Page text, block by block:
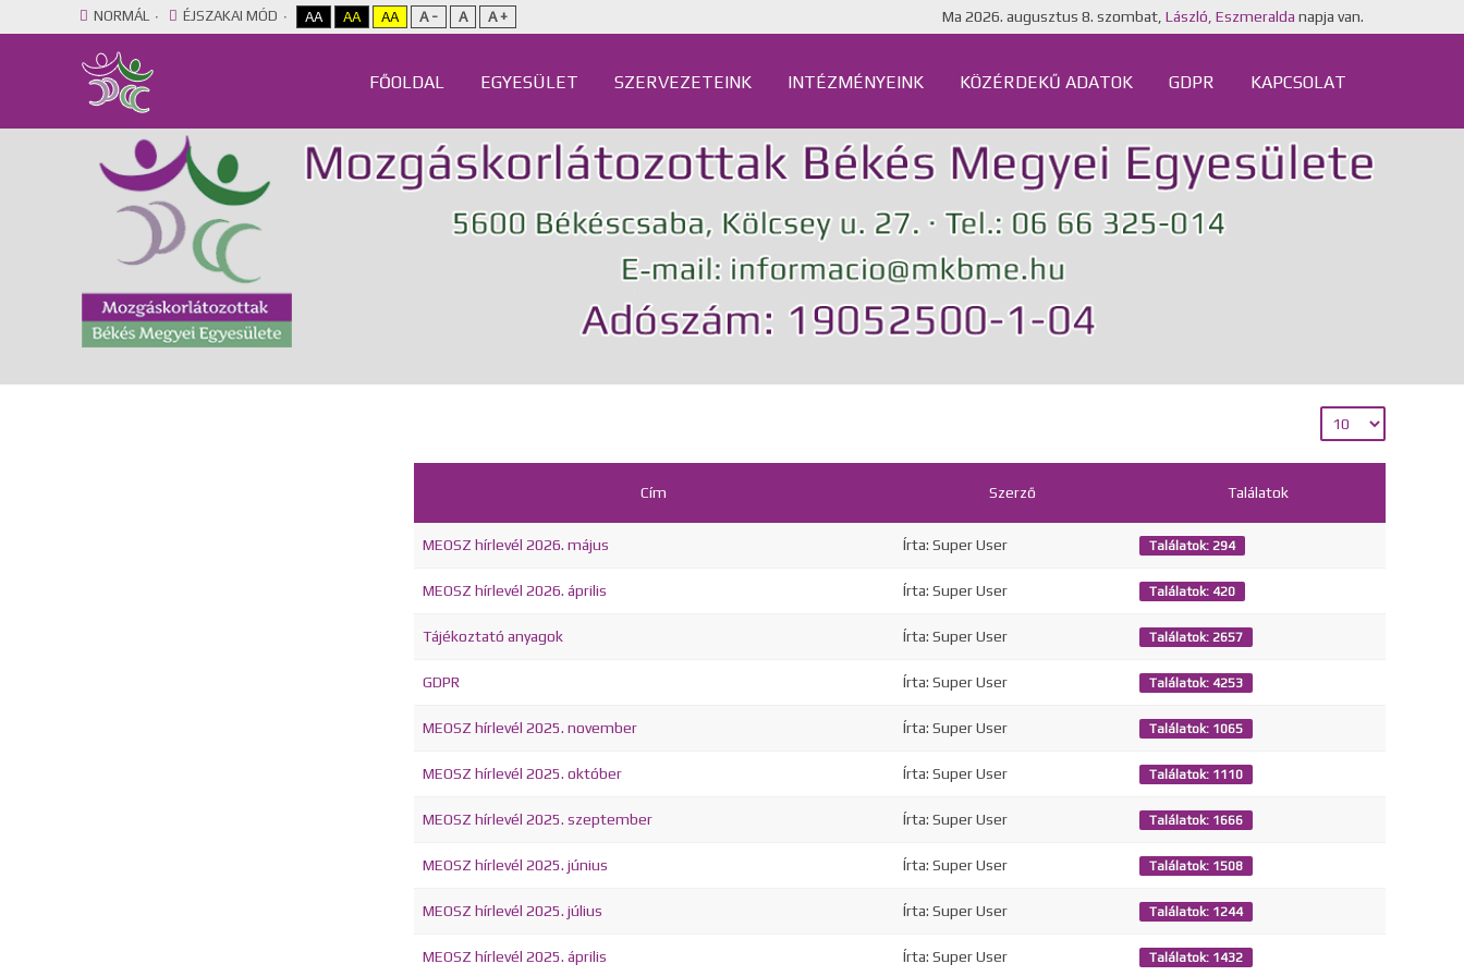
NORMÁL ÉJSZAKAI MÓD AA AA AA A - A A + Ma 2026. augusztus 8. szombat, László, Eszmeralda napja van.
FŐOLDAL EGYESÜLET SZERVEZETEINK INTÉZMÉNYEINK KÖZÉRDEKŰ ADATOK GDPR KAPCSOLAT
Cím Szerző Találatok
MEOSZ hírlevél 2026. május Írta: Super User Találatok: 294
MEOSZ hírlevél 2026. április Írta: Super User Találatok: 420
Tájékoztató anyagok Írta: Super User Találatok: 2657
GDPR Írta: Super User Találatok: 4253
MEOSZ hírlevél 2025. november Írta: Super User Találatok: 1065
MEOSZ hírlevél 2025. október Írta: Super User Találatok: 1110
MEOSZ hírlevél 2025. szeptember Írta: Super User Találatok: 1666
MEOSZ hírlevél 2025. június Írta: Super User Találatok: 1508
MEOSZ hírlevél 2025. július Írta: Super User Találatok: 1244
MEOSZ hírlevél 2025. április Írta: Super User Találatok: 1432